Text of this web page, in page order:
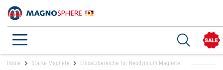
Home Starke Magnete Einsatzbereiche für Neodymium Magnete